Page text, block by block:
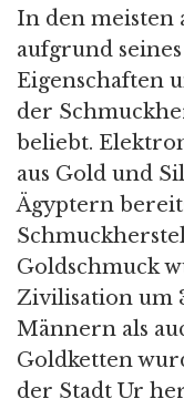
In den meisten
aufgrund
Eigenschaften
der
beliebt.
aus Gold und
Ägyptern
Goldschmuck
Zivilisation um
Männern als
Goldketten
der Stadt Ur